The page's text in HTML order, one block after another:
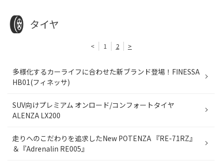
タイヤ
< 1 2 >
多様化するカーライフに合わせた新ブランド登場！FINESSA
HB01(フィネッサ)
SUV向けプレミアム オンロード/コンフォートタイヤ
ALENZA LX200
走りへのこだわりを追求したNew POTENZA 『RE-71RZ』
＆『Adrenalin RE005』